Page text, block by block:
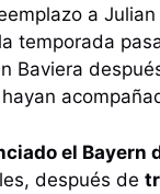
a
temporada
Baviera
el Bayern
después de